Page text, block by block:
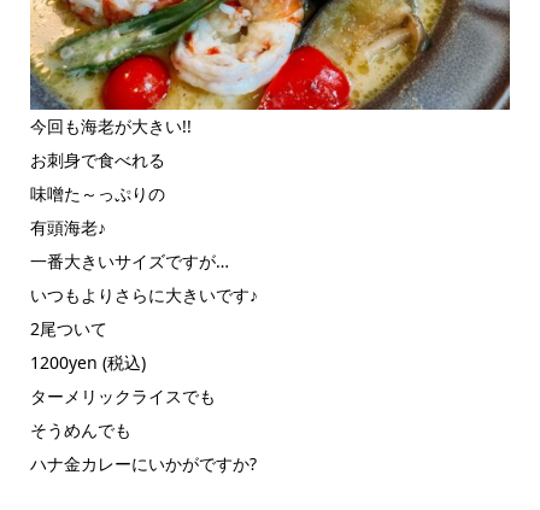
今回も海老が大きい!!
お刺身で食べれる
味噌た～っぷりの
有頭海老♪
一番大きいサイズですが…
いつもよりさらに大きいです♪
2尾ついて
1200yen (税込)
ターメリックライスでも
そうめんでも
ハナ金カレーにいかがですか?